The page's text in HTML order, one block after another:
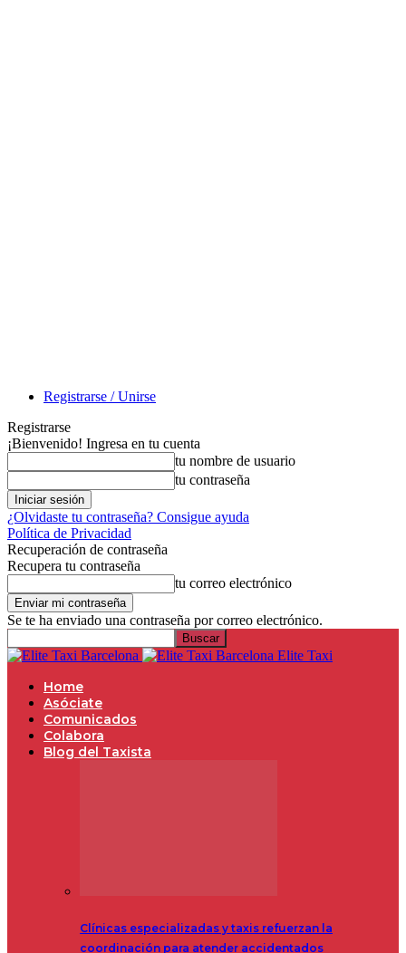
Registrarse / Unirse
Registrarse
¡Bienvenido! Ingresa en tu cuenta
tu nombre de usuario
tu contraseña
¿Olvidaste tu contraseña? Consigue ayuda
Política de Privacidad
Recuperación de contraseña
Recupera tu contraseña
tu correo electrónico
Se te ha enviado una contraseña por correo electrónico.
Elite Taxi
Home
Asóciate
Comunicados
Colabora
Blog del Taxista
Clínicas especializadas y taxis refuerzan la
coordinación para atender accidentados